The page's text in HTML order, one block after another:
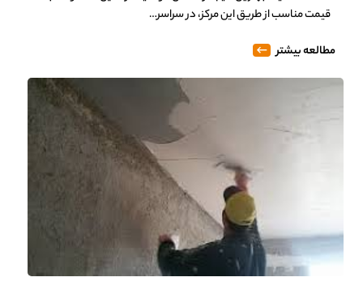
قیمت مناسب از طریق این مرکز، در سراسر…
مطالعه بیشتر